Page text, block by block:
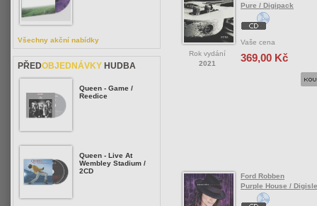
Rok vydání
2021
Pure / Digipack
Vaše cena
369,00 Kč
Ford Robben
Purple House /
Všechny akční nabídky
PŘEDOBJEDNÁVKY HUDBA
Queen - Game /
Reedice
Queen - Live At
Wembley Stadium /
2CD